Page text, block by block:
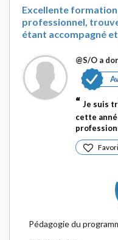
Excellente
professionnel,
étant accompagné et
@S/O a
Je suis
cette
Pédagogie du